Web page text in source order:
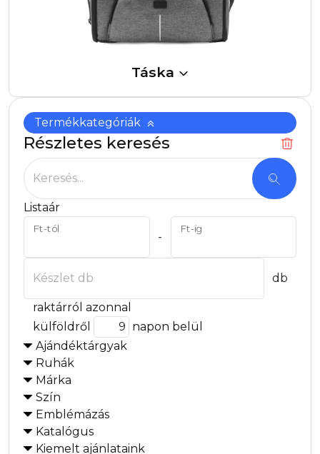
Termékkategóriák
Részletes keresés
Keresés...
Listaár
Ft-tól
-
Ft-ig
Készlet db db
raktárról azonnal
külföldről
napon belül
Ajándéktárgyak
Ruhák
Márka
Szín
Emblémázás
Katalógus
Kiemelt ajánlataink
Táska